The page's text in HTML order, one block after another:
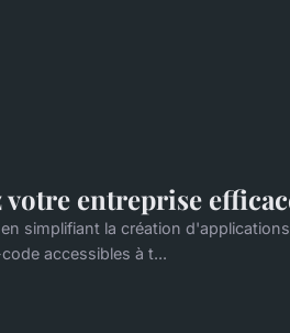
entreprise
simplifiant la création
accessibles à t...